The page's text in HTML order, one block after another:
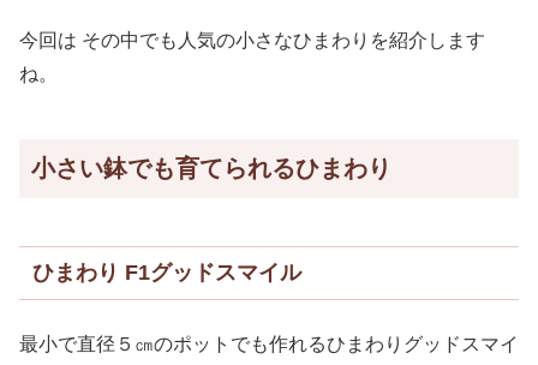
今回は その中でも人気の小さなひまわりを紹介します
ね。
小さい鉢でも育てられるひまわり
ひまわり F1グッドスマイル
最小で直径５㎝のポットでも作れるひまわりグッドスマイ